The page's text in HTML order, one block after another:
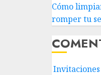
Cómo
romper tu